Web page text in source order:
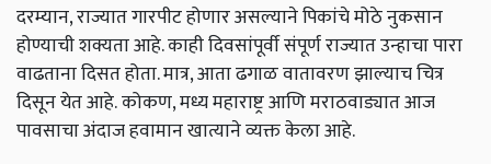
दरम्यान,राज्यातगारपीटहोणारअसल्यानेपिकांचेमोठेनुकसान
होण्याचीशक्यताआहे.काहीदिवसांपूर्वीसंपूर्णराज्यातउन्हाचापारा
वाढतानादिसतहोता.मात्र,आताढगाळवातावरणझाल्याचचित्र
दिसूनयेतआहे.कोकण,मध्यमहाराष्ट्रआणिमराठवाड्यातआज
पावसाचाअंदाजहवामानखात्यानेव्यक्तकेलाआहे.